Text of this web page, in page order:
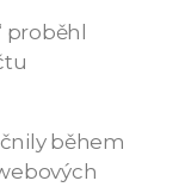
proběhl
během